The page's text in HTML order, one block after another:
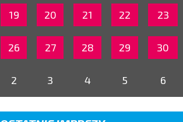
19 20 21 22 23
26 27 28 29 30
2 3 4 5 6